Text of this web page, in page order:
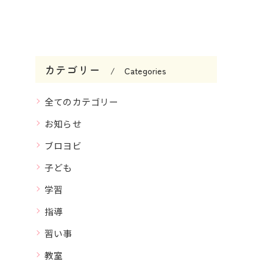
カテゴリー Categories
全てのカテゴリー
お知らせ
ブロヨビ
子ども
学習
指導
習い事
教室